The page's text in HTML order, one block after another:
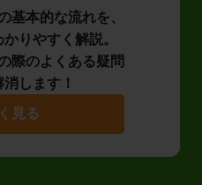
基本的な流れを、
りやすく解説。
際のよくある疑問
します！
見る